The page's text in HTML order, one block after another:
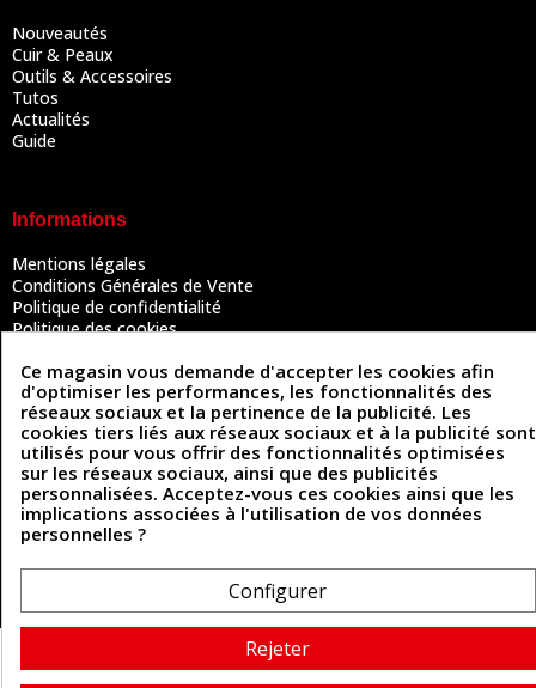
Nouveautés
Cuir & Peaux
Outils & Accessoires
Tutos
Actualités
Guide
Informations
Mentions légales
Conditions Générales de Vente
Politique de confidentialité
Politique des cookies
Coordonnées
493 Chemin de Catougnac
81300 Graulhet
05 63 34 51 88
contact@cuirenstock.com
Cuirenstock © 2026 - Une création Quatrys 💙
Ce magasin vous demande d'accepter les cookies afin
d'optimiser les performances, les fonctionnalités des
réseaux sociaux et la pertinence de la publicité. Les
cookies tiers liés aux réseaux sociaux et à la publicité sont
utilisés pour vous offrir des fonctionnalités optimisées
sur les réseaux sociaux, ainsi que des publicités
personnalisées. Acceptez-vous ces cookies ainsi que les
implications associées à l'utilisation de vos données
personnelles ?
Configurer
Rejeter